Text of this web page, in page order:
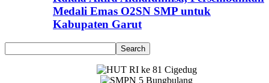
Medali Emas O2SN SMP untuk
Kabupaten Garut